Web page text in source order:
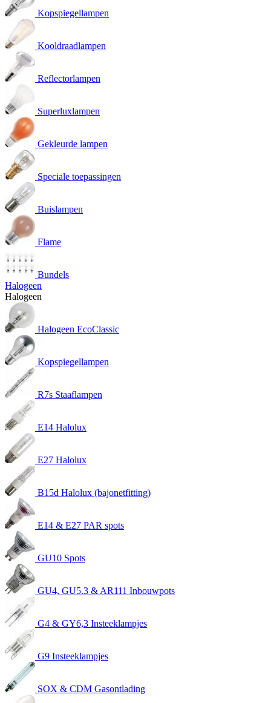
Kopspiegellampen
Kooldraadlampen
Reflectorlampen
Superluxlampen
Gekleurde lampen
Speciale toepassingen
Buislampen
Flame
Bundels
Halogeen
Halogeen
Halogeen EcoClassic
Kopspiegellampen
R7s Staaflampen
E14 Halolux
E27 Halolux
B15d Halolux (bajonetfitting)
E14 & E27 PAR spots
GU10 Spots
GU4, GU5.3 & AR111 Inbouwpots
G4 & GY6,3 Insteeklampjes
G9 Insteeklampjes
SOX & CDM Gasontlading